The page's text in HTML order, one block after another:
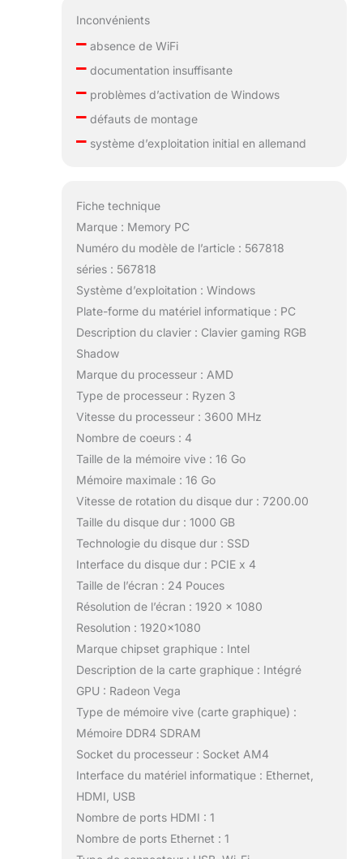
Inconvénients
–absence de WiFi
–documentation insuffisante
–problèmes d’activation de Windows
–défauts de montage
–système d’exploitation initial en allemand
Fiche technique
Marque : Memory PC
Numéro du modèle de l’article : 567818
séries : 567818
Système d’exploitation : Windows
Plate-forme du matériel informatique : PC
Description du clavier : Clavier gaming RGB
Shadow
Marque du processeur : AMD
Type de processeur : Ryzen 3
Vitesse du processeur : 3600 MHz
Nombre de coeurs : 4
Taille de la mémoire vive : 16 Go
Mémoire maximale : 16 Go
Vitesse de rotation du disque dur : 7200.00
Taille du disque dur : 1000 GB
Technologie du disque dur : SSD
Interface du disque dur : PCIE x 4
Taille de l’écran : 24 Pouces
Résolution de l’écran : 1920 x 1080
Resolution : 1920×1080
Marque chipset graphique : Intel
Description de la carte graphique : Intégré
GPU : Radeon Vega
Type de mémoire vive (carte graphique) :
Mémoire DDR4 SDRAM
Socket du processeur : Socket AM4
Interface du matériel informatique : Ethernet,
HDMI, USB
Nombre de ports HDMI : 1
Nombre de ports Ethernet : 1